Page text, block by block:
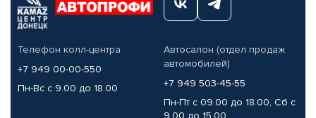
Телефон колл-центра
+7 949 00-00-550
Пн-Вс с 9.00 до 18.00
Автосалон (отдел продаж
автомобилей)
+7 949 503-45-55
Пн-Пт с 09.00 до 18.00, Сб с
9.00 до 15.00